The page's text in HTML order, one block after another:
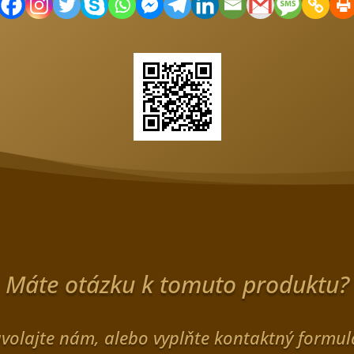
Máte otázku k tomuto produktu?
nám, alebo vyplňte kontaktný